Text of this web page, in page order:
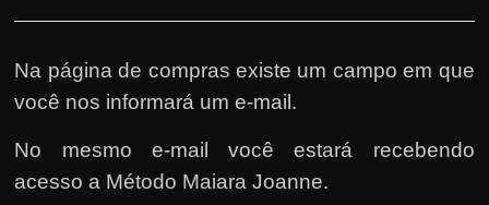
Na página de compras existe um campo em que
você nos informará um e-mail.
No mesmo e-mail você estará recebendo
acesso a Método Maiara Joanne.